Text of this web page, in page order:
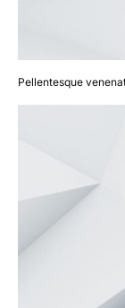
Pellentesque